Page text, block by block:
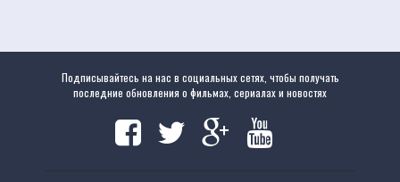
Подписывайтесь на нас в социальных сетях, чтобы получать
последние обновления о фильмах, сериалах и новостях